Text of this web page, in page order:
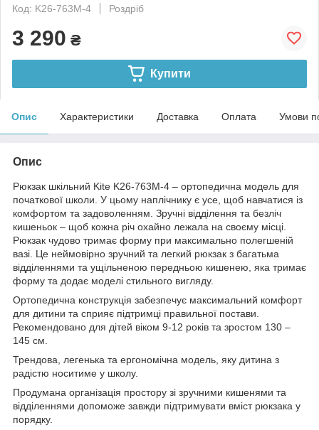
Код: K26-763M-4
Роздріб
3 290 ₴
Купити
Опис Характеристики Доставка Оплата Умови
Опис
Рюкзак шкільний Kite K26-763M-4 – ортопедична модель для
початкової школи. У цьому наплічнику є усе, щоб навчатися із
комфортом та задоволенням. Зручні відділення та безліч
кишеньок – щоб кожна річ охайно лежала на своєму місці.
Рюкзак чудово тримає форму при максимально полегшеній
вазі. Це неймовірно зручний та легкий рюкзак з багатьма
відділеннями та ущільненою передньою кишенею, яка тримає
форму та додає моделі стильного вигляду.
Ортопедична конструкція забезпечує максимальний комфорт
для дитини та сприяє підтримці правильної постави.
Рекомендовано для дітей віком 9-12 років та зростом 130 –
145 см.
Трендова, легенька та ергономічна модель, яку дитина з
радістю носитиме у школу.
Продумана організація простору зі зручними кишенями та
відділеннями допоможе завжди підтримувати вміст рюкзака у
порядку.